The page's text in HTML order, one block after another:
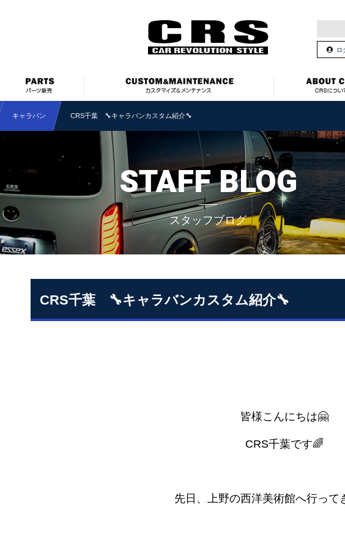
ロ
キャラバン CRS千葉 🔧キャラバンカスタム紹介🔧
STAFF BLOG
スタッフブログ
CRS千葉 🔧キャラバンカスタム紹介🔧
皆様こんにちは🤗
CRS千葉です🌈
先日、上野の西洋美術館へ行って